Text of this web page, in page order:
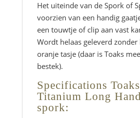
Het uiteinde van de Spork of
voorzien van een handig
een touwtje of clip aan vast
Wordt helaas geleverd zonder
oranje tasje (daar is Toaks
bestek).
Specifications Toaks
Titanium Long
spork: